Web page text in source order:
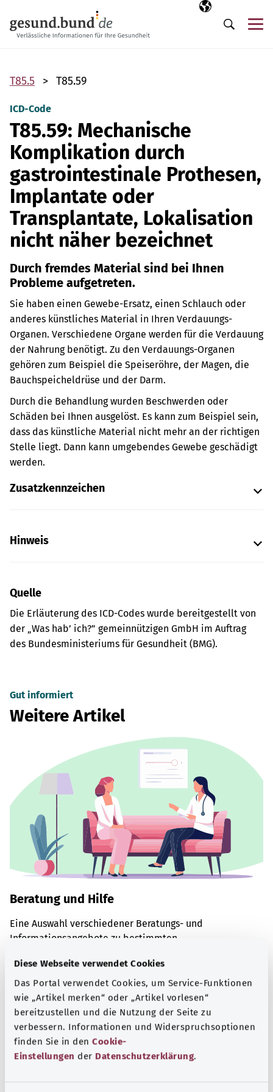
Diese Webseite verwendet Cookies
Das Portal verwendet Cookies, um Service-Funktionen
wie „Artikel merken“ oder „Artikel vorlesen“
bereitzustellen und die Nutzung der Seite zu
verbessern. Informationen und Widerspruchsoptionen
finden Sie in den Cookie-
Einstellungen der Datenschutzerklärung.
Ausgewählte
DE
Suche
T85.5 T85.59
ICD-Code
T85.59: Mechanische
Komplikation durch
gastrointestinale Prothesen,
Implantate oder
Transplantate, Lokalisation
nicht näher bezeichnet
Durch fremdes Material sind bei Ihnen
Probleme aufgetreten.
Sie haben einen Gewebe-Ersatz, einen Schlauch oder
anderes künstliches Material in Ihren Verdauungs-
Organen. Verschiedene Organe werden für die Verdauung
der Nahrung benötigt. Zu den Verdauungs-Organen
gehören zum Beispiel die Speiseröhre, der Magen, die
Bauchspeicheldrüse und der Darm.
Durch die Behandlung wurden Beschwerden oder
Schäden bei Ihnen ausgelöst. Es kann zum Beispiel sein,
dass das künstliche Material nicht mehr an der richtigen
Stelle liegt. Dann kann umgebendes Gewebe geschädigt
werden.
Zusatzkennzeichen
Hinweis
Quelle
Die Erläuterung des ICD-Codes wurde bereitgestellt von
der „Was hab’ ich?” gemeinnützigen GmbH im Auftrag
des Bundesministeriums für Gesundheit (BMG).
Gut informiert
Weitere Artikel
Beratung und Hilfe
Eine Auswahl verschiedener Beratungs- und
Informationsangebote zu bestimmten
Mehr erfahren